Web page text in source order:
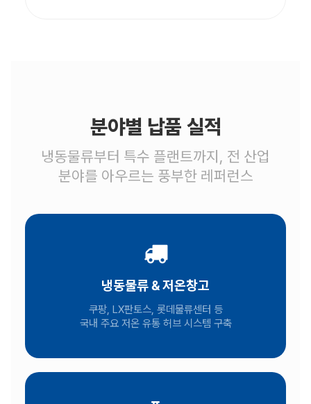
분야별 납품 실적
냉동물류부터 특수 플랜트까지, 전 산업
분야를 아우르는 풍부한 레퍼런스
냉동물류 & 저온창고
쿠팡, LX판토스, 롯데물류센터 등
국내 주요 저온 유통 허브 시스템 구축